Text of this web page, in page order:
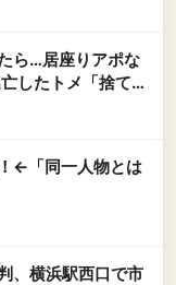
ら…居座りアポな
したトメ「捨て
なくて大丈夫で
←「同一人物とは
、横浜駅西口で市